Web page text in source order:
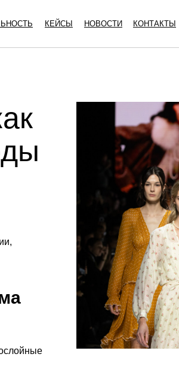
КЕЙСЫ НОВОСТИ КОНТАКТЫ